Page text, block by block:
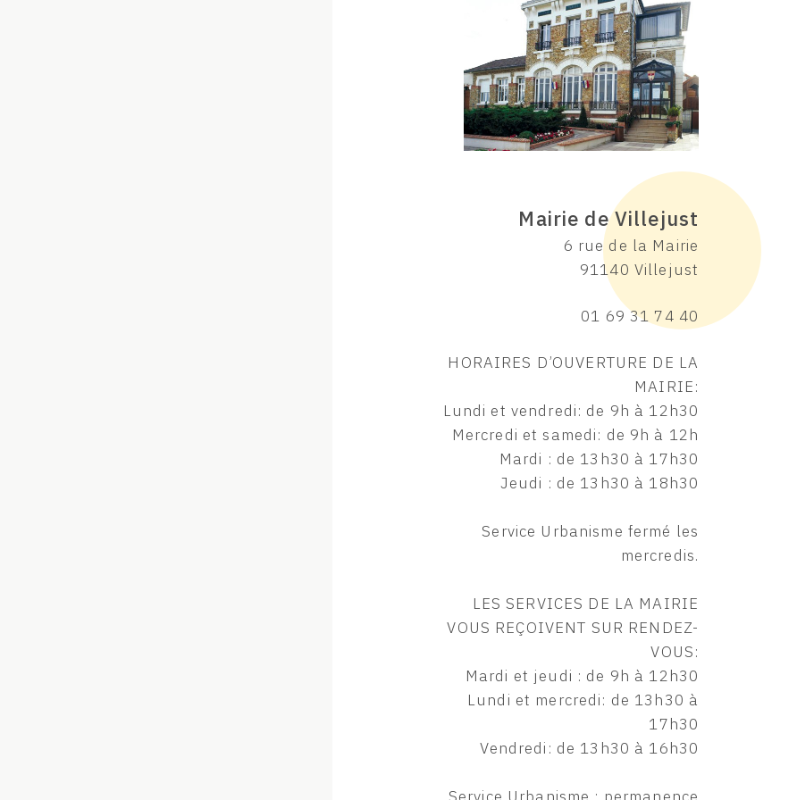
Mairie de Villejust
6 rue de la Mairie
91140 Villejust
01 69 31 74 40
HORAIRES D’OUVERTURE DE LA
MAIRIE:
Lundi et vendredi: de 9h à 12h30
Mercredi et samedi: de 9h à 12h
Mardi : de 13h30 à 17h30
Jeudi : de 13h30 à 18h30
Service Urbanisme fermé les
mercredis.
LES SERVICES DE LA MAIRIE
VOUS REÇOIVENT SUR RENDEZ-
VOUS:
Mardi et jeudi : de 9h à 12h30
Lundi et mercredi: de 13h30 à
17h30
Vendredi: de 13h30 à 16h30